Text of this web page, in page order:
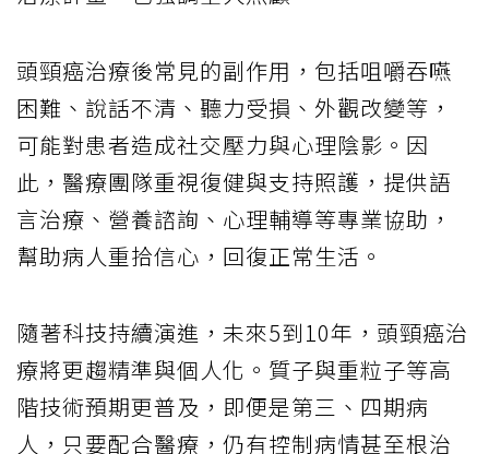
頭頸癌治療後常見的副作用，包括咀嚼吞嚥
困難、說話不清、聽力受損、外觀改變等，
可能對患者造成社交壓力與心理陰影。因
此，醫療團隊重視復健與支持照護，提供語
言治療、營養諮詢、心理輔導等專業協助，
幫助病人重拾信心，回復正常生活。
隨著科技持續演進，未來5到10年，頭頸癌治
療將更趨精準與個人化。質子與重粒子等高
階技術預期更普及，即便是第三、四期病
人，只要配合醫療，仍有控制病情甚至根治